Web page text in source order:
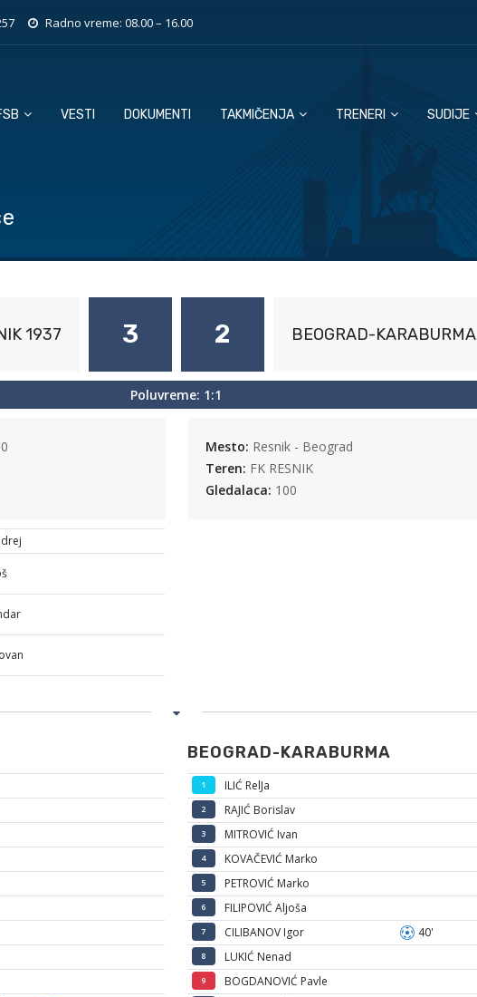
Radno vreme: 08.00 – 16.00
VESTI DOKUMENTI TAKMIČENJA TRENERI SUDIJE
1937 3 2 BEOGRAD-KARABURMA
Poluvreme: 1:1
Mesto: Resnik - Beograd
Teren: FK RESNIK
Gledalaca: 100
BEOGRAD-KARABURMA
1 ILIĆ RelJa
2 RAJIĆ Borislav
3 MITROVIĆ Ivan
4 KOVAČEVIĆ Marko
5 PETROVIĆ Marko
6 FILIPOVIĆ Aljoša
7 CILIBANOV Igor 40'
8 LUKIĆ Nenad
9 BOGDANOVIĆ Pavle